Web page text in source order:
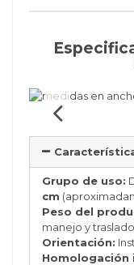
Grupo de uso:
cm
Peso del
manejo y
Orientación:
Homologación